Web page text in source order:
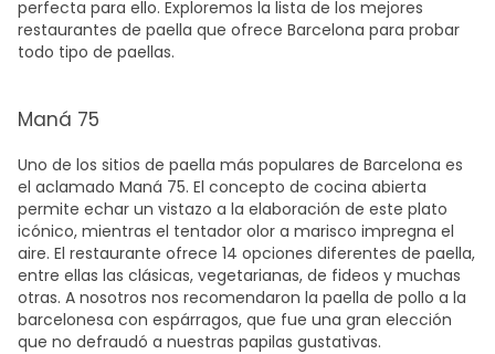
perfecta para ello. Exploremos la lista de los mejores
restaurantes de paella que ofrece Barcelona para probar
todo tipo de paellas.
Maná 75
Uno de los sitios de paella más populares de Barcelona es
el aclamado Maná 75. El concepto de cocina abierta
permite echar un vistazo a la elaboración de este plato
icónico, mientras el tentador olor a marisco impregna el
aire. El restaurante ofrece 14 opciones diferentes de paella,
entre ellas las clásicas, vegetarianas, de fideos y muchas
otras. A nosotros nos recomendaron la paella de pollo a la
barcelonesa con espárragos, que fue una gran elección
que no defraudó a nuestras papilas gustativas.